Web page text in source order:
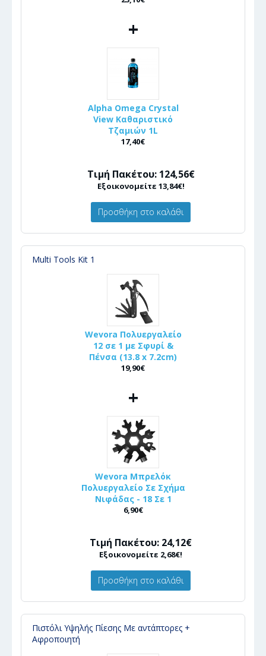
+
Alpha Omega Crystal
View Καθαριστικό
Τζαμιών 1L
17,40€
Τιμή Πακέτου: 124,56€
Εξοικονομείτε 13,84€!
Προσθήκη στο καλάθι
Multi Tools Kit 1
Wevora Πολυεργαλείο
12 σε 1 με Σφυρί &
Πένσα (13.8 x 7.2cm)
19,90€
+
Wevora Μπρελόκ
Πολυεργαλείο Σε Σχήμα
Νιφάδας - 18 Σε 1
6,90€
Τιμή Πακέτου: 24,12€
Εξοικονομείτε 2,68€!
Προσθήκη στο καλάθι
Πιστόλι Υψηλής Πίεσης Με αντάπτορες +
Αφροποιητή